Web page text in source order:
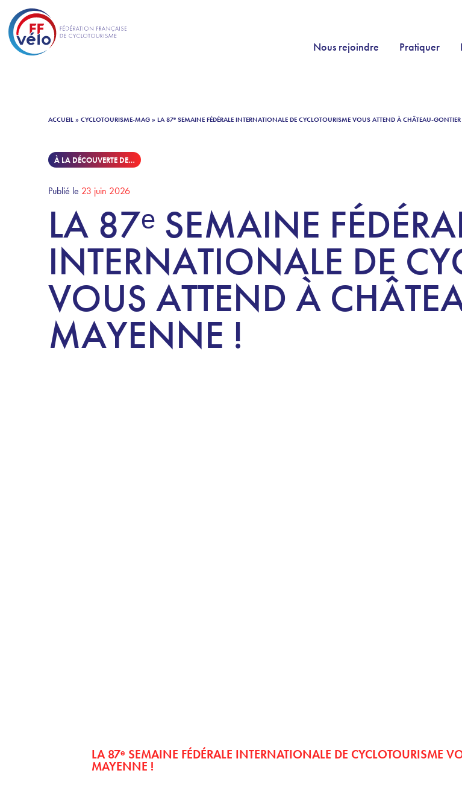
Nous rejoindre Pratiquer
ACCUEIL » CYCLOTOURISME-MAG » LA 87ᵉ SEMAINE FÉDÉRALE INTERNATIONALE DE CYCLOTOURISME VOUS ATTEND À CHÂTEAU-
À LA DÉCOUVERTE DE…
Publié le 23 juin 2026
LA 87ᵉ SEMAINE
INTERNATIONALE DE
VOUS ATTEND À
MAYENNE !
LA 87ᵉ SEMAINE FÉDÉRALE INTERNATIONALE DE CYCLOTOURISME
MAYENNE !